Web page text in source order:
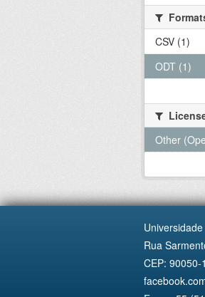
CSV (1)
ODT (1)
Other
Rua
CEP: 90050-